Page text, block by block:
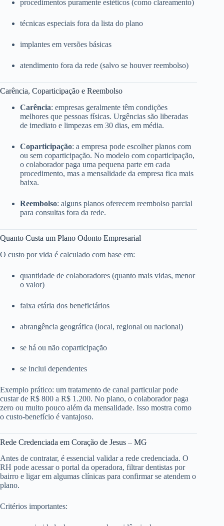
procedimentos puramente estéticos (como clareamento)
técnicas especiais fora da lista do plano
implantes em versões básicas
atendimento fora da rede (salvo se houver reembolso)
Carência, Coparticipação e Reembolso
Carência: empresas geralmente têm condições
melhores que pessoas físicas. Urgências são liberadas
de imediato e limpezas em 30 dias, em média.
Coparticipação: a empresa pode escolher planos com
ou sem coparticipação. No modelo com coparticipação,
o colaborador paga uma pequena parte em cada
procedimento, mas a mensalidade da empresa fica mais
baixa.
Reembolso: alguns planos oferecem reembolso parcial
para consultas fora da rede.
Quanto Custa um Plano Odonto Empresarial
O custo por vida é calculado com base em:
quantidade de colaboradores (quanto mais vidas, menor
o valor)
faixa etária dos beneficiários
abrangência geográfica (local, regional ou nacional)
se há ou não coparticipação
se inclui dependentes
Exemplo prático: um tratamento de canal particular pode
custar de R$ 800 a R$ 1.200. No plano, o colaborador paga
zero ou muito pouco além da mensalidade. Isso mostra como
o custo-benefício é vantajoso.
Rede Credenciada em Coração de Jesus – MG
Antes de contratar, é essencial validar a rede credenciada. O
RH pode acessar o portal da operadora, filtrar dentistas por
bairro e ligar em algumas clínicas para confirmar se atendem o
plano.
Critérios importantes: